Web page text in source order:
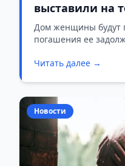
выставили на
случилось?
Дом женщины будут
погашения ее
Читать далее →
Новости